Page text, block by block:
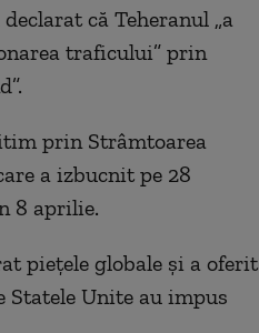
că Teheranul „a
traficului” prin
prin Strâmtoarea
a izbucnit pe 28
8 aprilie.
piețele globale și a oferit
Unite au impus